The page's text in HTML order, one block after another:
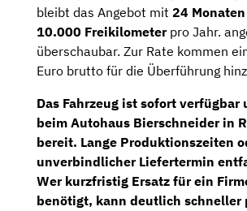
bleibt das Angebot mit 24 Monaten
10.000 Freikilometerpro Jahr.
überschaubar. Zur Rate kommen
Euro brutto für die Überführung
Das Fahrzeug ist sofort verfügbar
beim Autohaus Bierschneider in
bereit. Lange Produktionszeiten
unverbindlicher Liefertermin
Wer kurzfristig Ersatz für ein
benötigt, kann deutlich schneller